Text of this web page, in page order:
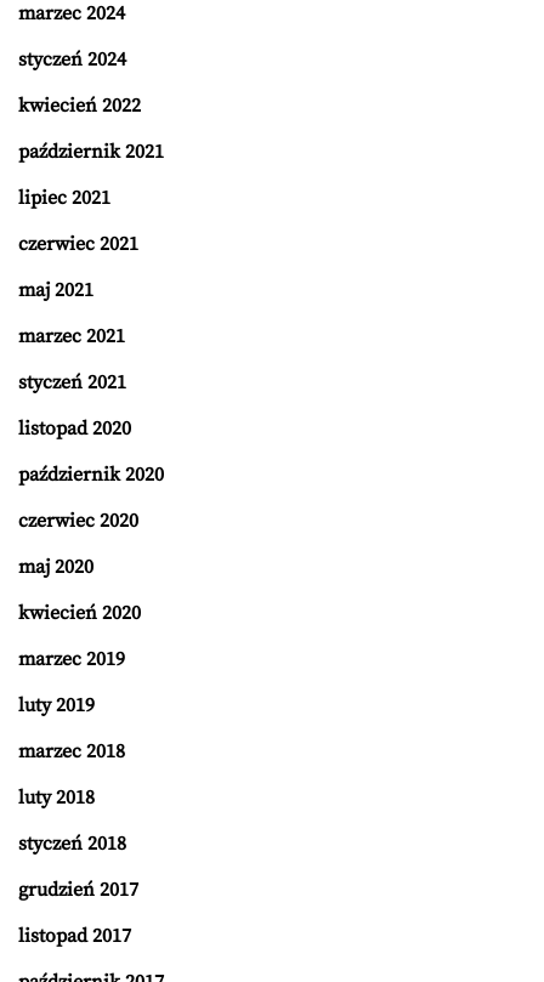
marzec 2024
styczeń 2024
kwiecień 2022
październik 2021
lipiec 2021
czerwiec 2021
maj 2021
marzec 2021
styczeń 2021
listopad 2020
październik 2020
czerwiec 2020
maj 2020
kwiecień 2020
marzec 2019
luty 2019
marzec 2018
luty 2018
styczeń 2018
grudzień 2017
listopad 2017